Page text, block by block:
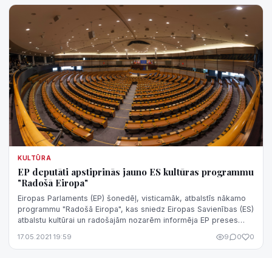
KULTŪRA
EP deputāti apstiprinās jauno ES kultūras programmu
"Radošā Eiropa"
Eiropas Parlaments (EP) šonedēļ, visticamāk, atbalstīs nākamo
programmu "Radošā Eiropa", kas sniedz Eiropas Savienības (ES)
atbalstu kultūrai un radošajām nozarēm informēja EP preses
17.05.2021 19:59 9 0 0